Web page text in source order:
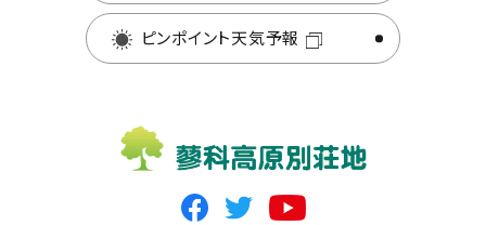
ピンポイント天気予報